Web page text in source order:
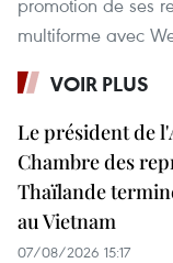
multiforme avec
VOIR PLUS
Le président de
Chambre des
Thaïlande
au Vietnam
07/08/2026 15:17